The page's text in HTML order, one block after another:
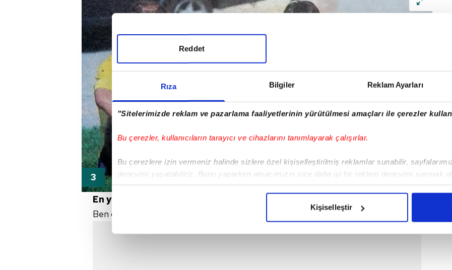
Rıza Bilgiler Reklam Ayarları
"Sitelerimizde reklam ve pazarlama faaliyetlerinin yürütülmesi amaçları ile çerezler
Bu çerezler, kullanıcıların tarayıcı ve cihazlarını tanımlayarak çalışırlar.
Bu çerezlere izin vermeniz halinde sizlere özel kişiselleştirilmiş reklamlar sunabilir,
deneyimi yaşatabiliriz. Bunu yaparken amacımızın size daha iyi bir reklam deneyimi sunmak
içerikleri sunabilmek adına elimizden gelen çabayı gösterdiğimizi ve bu noktada, reklamların
Her halükârda, kullanıcılar, bu çerezlere izin vermedikleri takdirde, kullanıcılara hedefli
Reddet
Kişiselleştir
En yetenekli oyuncu:
Ben gerçekten yetenekli bir oyuncuydum. Sergen olağanüstü bir oyuncuydu..